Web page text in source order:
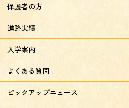
保護者の方
進路実績
入学案内
よくある質問
ピックアップニュース